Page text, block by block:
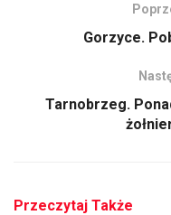
Gorzyce.
Tarnobrzeg.
Przeczytaj Także